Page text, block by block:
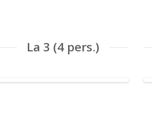
La 3 (4 pers.)